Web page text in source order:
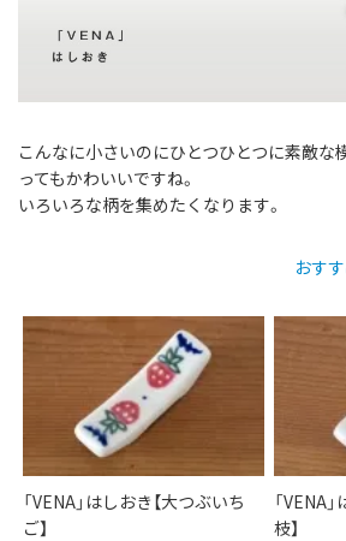
こんなに小さいのにひとつひとつに素敵な
ってもかわいいですね。
いろいろな柄を集めたくなります。
おす
「VENA」はしおき【大つぶいち
ご】
「VENA
枝】